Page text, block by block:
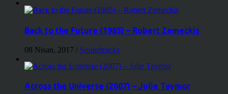
Back to the Future (1985) – Robert Zemeckis
08 Nisan, 2017 / Soundtracks
Across the Universe (2007) – Julie Taymor